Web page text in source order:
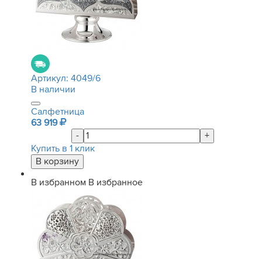
Артикул: 4049/6
В наличии
Салфетница
63 919
-
+
Купить в 1 клик
В избранном В избранное